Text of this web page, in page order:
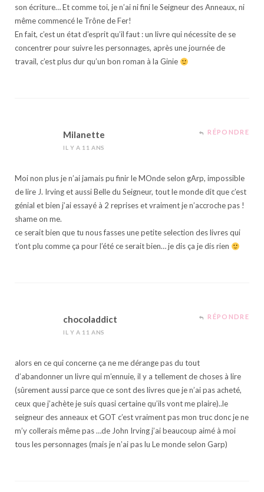
son écriture… Et comme toi, je n’ai ni fini le Seigneur des Anneaux, ni
même commencé le Trône de Fer!
En fait, c’est un état d’esprit qu’il faut : un livre qui nécessite de se
concentrer pour suivre les personnages, après une journée de
travail, c’est plus dur qu’un bon roman à la Ginie
Milanette
IL Y A 11 ANS
RÉPONDRE
Moi non plus je n’ai jamais pu finir le MOnde selon gArp, impossible
de lire J. Irving et aussi Belle du Seigneur, tout le monde dit que c’est
génial et bien j’ai essayé à 2 reprises et vraiment je n’accroche pas !
shame on me.
ce serait bien que tu nous fasses une petite selection des livres qui
t’ont plu comme ça pour l’été ce serait bien… je dis ça je dis rien
chocoladdict
IL Y A 11 ANS
RÉPONDRE
alors en ce qui concerne ça ne me dérange pas du tout
d’abandonner un livre qui m’ennuie, il y a tellement de choses à lire
(sûrement aussi parce que ce sont des livres que je n’ai pas acheté,
ceux que j’achète je suis quasi certaine qu’ils vont me plaire)..le
seigneur des anneaux et GOT c’est vraiment pas mon truc donc je ne
m’y collerais même pas …de John Irving j’ai beaucoup aimé à moi
tous les personnages (mais je n’ai pas lu Le monde selon Garp)